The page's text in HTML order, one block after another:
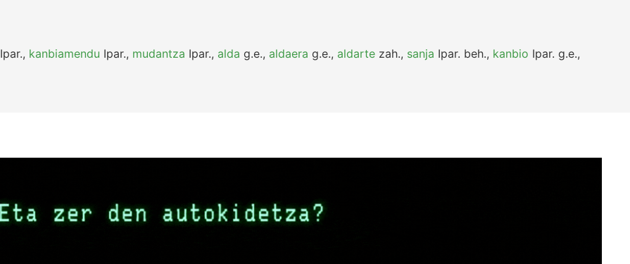
Ipar., kanbiamendu Ipar., mudantza Ipar., alda g.e., aldaera g.e., aldarte zah., sanja Ipar. beh., kanbio Ipar. g.e.,